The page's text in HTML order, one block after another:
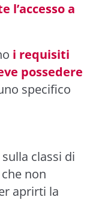
l’accesso a
i requisiti
possedere
specifico
classi di
non
aprirti la